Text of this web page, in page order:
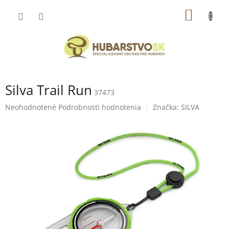
Silva Trail Run 37473
Priemerné
Neohodnotené Podrobnosti hodnotenia Značka: SILVA